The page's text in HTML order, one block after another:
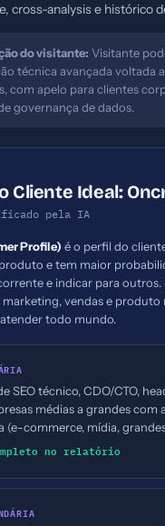
cross-analysis e histórico
do visitante: Visitante
técnica avançada voltada
com apelo para clientes
governança de dados.
Cliente Ideal:
pela IA
Profile) é o perfil do
e tem maior
e indicar para outros.
vendas e produto
todo mundo.
SEO técnico, CDO/CTO,
médias a grandes com
(e-commerce, mídia,
confiáveis de SEO técnico
no relatório